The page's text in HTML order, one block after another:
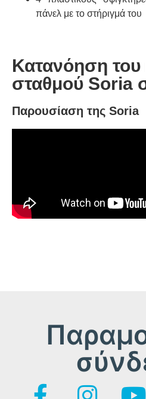
πάνελ με το στήριγμά του
Κατανόηση του
σταθμού Soria
Παρουσίαση της Soria